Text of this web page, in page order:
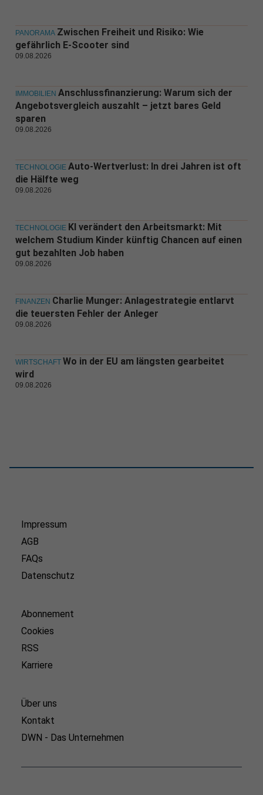
PANORAMA Zwischen Freiheit und Risiko: Wie
gefährlich E-Scooter sind
09.08.2026
IMMOBILIEN Anschlussfinanzierung: Warum sich der
Angebotsvergleich auszahlt – jetzt bares Geld
sparen
09.08.2026
TECHNOLOGIE Auto-Wertverlust: In drei Jahren ist oft
die Hälfte weg
09.08.2026
TECHNOLOGIE KI verändert den Arbeitsmarkt: Mit
welchem Studium Kinder künftig Chancen auf einen
gut bezahlten Job haben
09.08.2026
FINANZEN Charlie Munger: Anlagestrategie entlarvt
die teuersten Fehler der Anleger
09.08.2026
WIRTSCHAFT Wo in der EU am längsten gearbeitet
wird
09.08.2026
Impressum
AGB
FAQs
Datenschutz
Abonnement
Cookies
RSS
Karriere
Über uns
Kontakt
DWN - Das Unternehmen